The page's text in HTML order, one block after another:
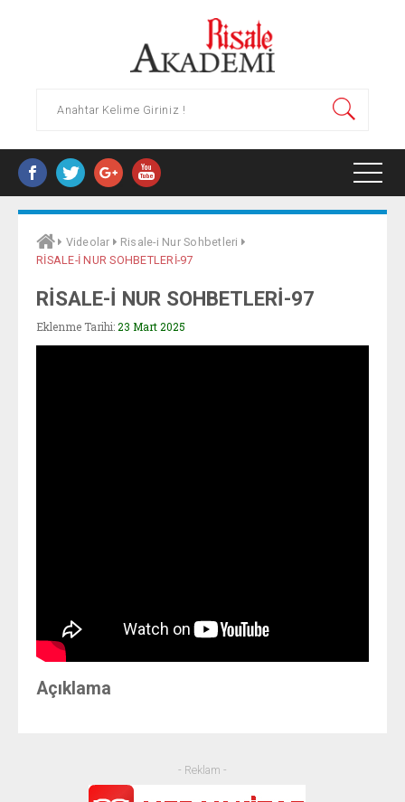
ARAŞTIRMA MERKEZLERI
Videolar
Risale-i Nur Sohbetleri
RİSALE-İ NUR SOHBETLERİ-97
RİSALE-İ NUR SOHBETLERİ-97
Eklenme Tarihi: 23 Mart 2025
Açıklama
- Reklam -